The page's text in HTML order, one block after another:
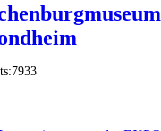
7933